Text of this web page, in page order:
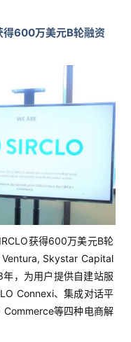
得600万美元B轮融资
获得600万美元B轮
Skystar Capital
年，为用户提供自建站服
Connexi、集成对话平
Commerce等四种电商解